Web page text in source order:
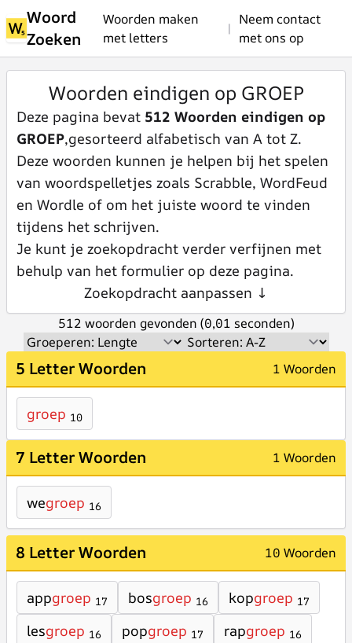
Woord
Zoeken
Woorden maken
met letters
|
Neem contact
met ons op
Woorden eindigen op GROEP
Deze pagina bevat 512 Woorden eindigen op
GROEP,gesorteerd alfabetisch van A tot Z.
Deze woorden kunnen je helpen bij het spelen
van woordspelletjes zoals Scrabble, WordFeud
en Wordle of om het juiste woord te vinden
tijdens het schrijven.
Je kunt je zoekopdracht verder verfijnen met
behulp van het formulier op deze pagina.
Zoekopdracht aanpassen ↓
512 woorden gevonden (0,01 seconden)
5 Letter Woorden 1 Woorden
groep 10
7 Letter Woorden 1 Woorden
wegroep 16
8 Letter Woorden 10 Woorden
appgroep 17 bosgroep 16 kopgroep 17
lesgroep 16 popgroep 17 rapgroep 16